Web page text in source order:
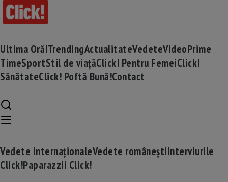
Ultima Oră!TrendingActualitateVedeteVideoPrime
TimeSportStil de viațăClick! Pentru FemeiClick!
SănătateClick! Poftă Bună!Contact
Vedete internaționaleVedete româneștiInterviurile
Click!Paparazzii Click!